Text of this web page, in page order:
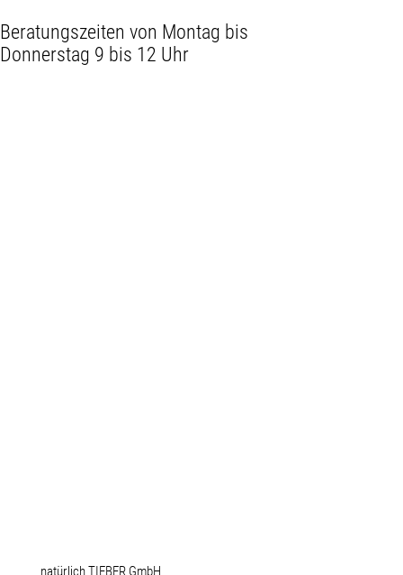
Beratungszeiten von Montag bis
Donnerstag 9 bis 12 Uhr
natürlich TIEBER GmbH